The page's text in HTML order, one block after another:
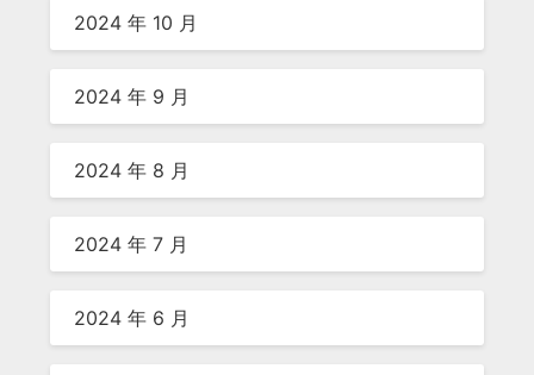
2024 年 10 月
2024 年 9 月
2024 年 8 月
2024 年 7 月
2024 年 6 月